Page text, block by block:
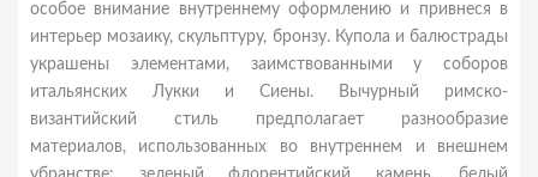
особое внимание внутреннему оформлению и привнеся в
интерьер мозаику, скульптуру, бронзу. Купола и балюстрады
украшены элементами, заимствованными у соборов
итальянских Лукки и Сиены. Вычурный римско-
византийский стиль предполагает разнообразие
материалов, использованных во внутреннем и внешнем